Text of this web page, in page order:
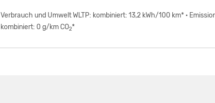
Verbrauch und Umwelt WLTP: kombiniert: 13,2 kWh/100 km* •
kombiniert: 0 g/km CO2*